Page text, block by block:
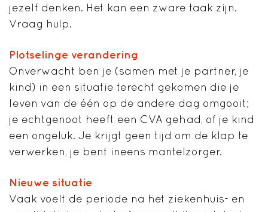
jezelf denken. Het kan een zware taak zijn.
Vraag hulp.
Plotselinge verandering
Onverwacht ben je (samen met je partner, je
kind) in een situatie terecht gekomen die je
leven van de één op de andere dag omgooit;
je echtgenoot heeft een CVA gehad, of je kind
een ongeluk. Je krijgt geen tijd om de klap te
verwerken, je bent ineens mantelzorger.
Nieuwe situatie
Vaak voelt de periode na het ziekenhuis- en